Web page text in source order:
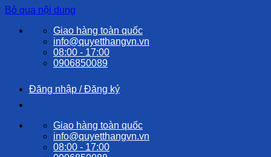
Bỏ qua nội dung
Giao hàng toàn quốc
info@quyetthangvn.vn
08:00 - 17:00
0906850089
Đăng nhập / Đăng ký
Giao hàng toàn quốc
info@quyetthangvn.vn
08:00 - 17:00